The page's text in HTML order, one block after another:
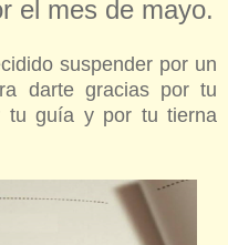
el mes de mayo.
suspender por un
darte gracias por tu
tu guía y por tu tierna